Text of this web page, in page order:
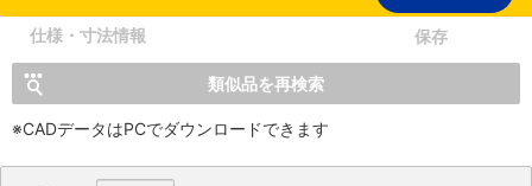
仕様・寸法情報 保存
類似品を再検索
※CADデータはPCでダウンロードできます